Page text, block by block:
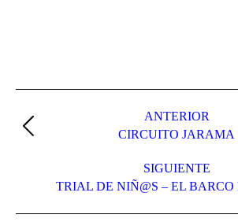
entre
publicaciones
ANTERIOR
Publicación
CIRCUITO JARAMA
SIGUIENTE
Publicación
TRIAL DE NIÑ@S – EL